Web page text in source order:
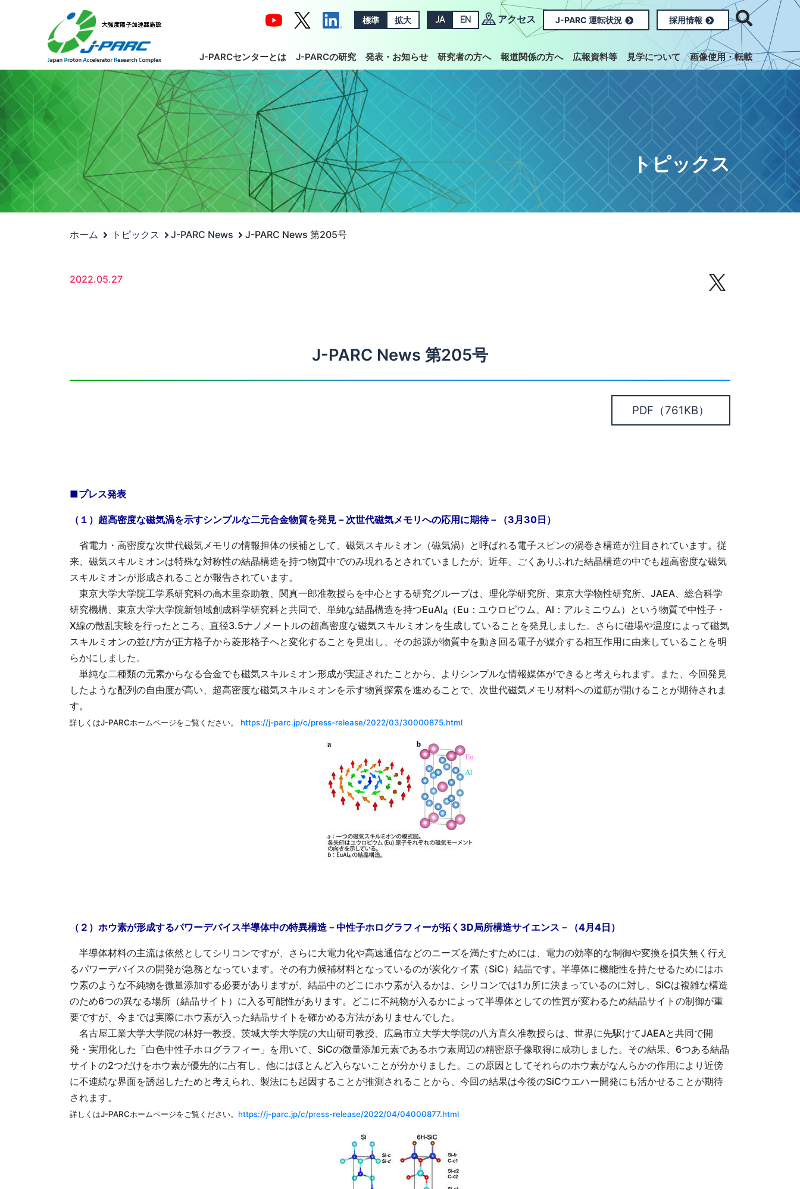
標準 拡大 JA EN アクセス J-PARC 運転状況 採用情報
J-PARCセンターとは J-PARCの研究 発表・お知らせ 研究者の方へ 報道関係の方へ 広報資料等 見学について 画像使用・転載
トピックス
ホーム トピックス J-PARC News J-PARC News 第205号
2022.05.27
J-PARC News 第205号
PDF （761KB）
■プレス発表
（１）超高密度な磁気渦を示すシンプルな二元合金物質を発見－次世代磁気メモリへの応用に期待－（3月30日）
省電力・高密度な次世代磁気メモリの情報担体の候補として、磁気スキルミオン（磁気渦）と呼ばれる電子スピンの渦巻き構造が注目されています。従
来、磁気スキルミオンは特殊な対称性の結晶構造を持つ物質中でのみ現れるとされていましたが、近年、ごくありふれた結晶構造の中でも超高密度な磁気
スキルミオンが形成されることが報告されています。
東京大学大学院工学系研究科の高木里奈助教、関真一郎准教授らを中心とする研究グループは、理化学研究所、東京大学物性研究所、JAEA、総合科学
研究機構、東京大学大学院新領域創成科学研究科と共同で、単純な結晶構造を持つEuAl4
（Eu：ユウロピウム、Al：アルミニウム）という物質で中性子・
X線の散乱実験を行ったところ、直径3.5ナノメートルの超高密度な磁気スキルミオンを生成していることを発見しました。さらに磁場や温度によって磁気
スキルミオンの並び方が正方格子から菱形格子へと変化することを見出し、その起源が物質中を動き回る電子が媒介する相互作用に由来していることを明
らかにしました。
単純な二種類の元素からなる合金でも磁気スキルミオン形成が実証されたことから、よりシンプルな情報媒体ができると考えられます。また、今回発見
したような配列の自由度が高い、超高密度な磁気スキルミオンを示す物質探索を進めることで、次世代磁気メモリ材料への道筋が開けることが期待されま
す。
詳しくはJ-PARCホームページをご覧ください。 https://j-parc.jp/c/press-release/2022/03/30000875.html
（２）ホウ素が形成するパワーデバイス半導体中の特異構造－中性子ホログラフィーが拓く3D局所構造サイエンス－（4月4日）
半導体材料の主流は依然としてシリコンですが、さらに大電力化や高速通信などのニーズを満たすためには、電力の効率的な制御や変換を損失無く行え
るパワーデバイスの開発が急務となっています。その有力候補材料となっているのが炭化ケイ素（SiC）結晶です。半導体に機能性を持たせるためにはホ
ウ素のような不純物を微量添加する必要がありますが、結晶中のどこにホウ素が入るかは、シリコンでは1カ所に決まっているのに対し、SiCは複雑な構造
のため6つの異なる場所（結晶サイト）に入る可能性があります。どこに不純物が入るかによって半導体としての性質が変わるため結晶サイトの制御が重
要ですが、今までは実際にホウ素が入った結晶サイトを確かめる方法がありませんでした。
名古屋工業大学大学院の林好一教授、茨城大学大学院の大山研司教授、広島市立大学大学院の八方直久准教授らは、世界に先駆けてJAEAと共同で開
発・実用化した「白色中性子ホログラフィー」を用いて、SiCの微量添加元素であるホウ素周辺の精密原子像取得に成功しました。その結果、6つある結晶
サイトの2つだけをホウ素が優先的に占有し、他にはほとんど入らないことが分かりました。この原因としてそれらのホウ素がなんらかの作用により近傍
に不連続な界面を誘起したためと考えられ、製法にも起因することが推測されることから、今回の結果は今後のSiCウエハー開発にも活かせることが期待
されます。
詳しくはJ-PARCホームページをご覧ください。 https://j-parc.jp/c/press-release/2022/04/04000877.html